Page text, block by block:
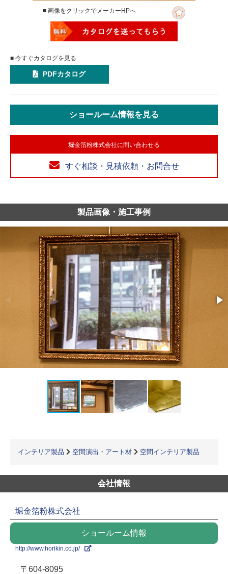
■ 画像をクリックでメーカーHPへ
■ 今すぐカタログを見る
PDFカタログ
ショールーム情報を見る
堀金箔粉株式会社に問い合わせる
すぐ相談・見積依頼・お問合せ
製品画像・施工事例
インテリア製品 空間演出・アート材 空間インテリア製品
会社情報
堀金箔粉株式会社
ショールーム情報
http://www.horikin.co.jp/
〒604-8095